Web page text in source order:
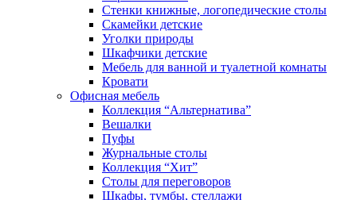
Стенки книжные, логопедические столы
Скамейки детские
Уголки природы
Шкафчики детские
Мебель для ванной и туалетной комнаты
Кровати
Офисная мебель
Коллекция “Альтернатива”
Вешалки
Пуфы
Журнальные столы
Коллекция “Хит”
Столы для переговоров
Шкафы, тумбы, стеллажи